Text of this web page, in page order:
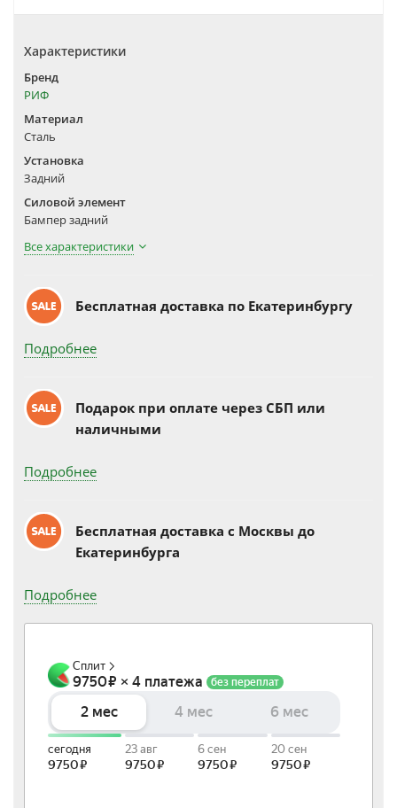
Характеристики
Бренд
РИФ
Материал
Сталь
Установка
Задний
Силовой элемент
Бампер задний
Все характеристики
Бесплатная доставка по Екатеринбургу
Подробнее
Подарок при оплате через СБП или
наличными
Подробнее
Бесплатная доставка c Москвы до
Екатеринбурга
Подробнее